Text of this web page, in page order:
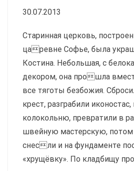
30.07.2013
Старинная церковь,
царевне Софье, была
Костина. Небольшая, с
декором, она прошла
все тяготы безбожия.
крест, разграбили
колокольню, превратили в
швейную мастерскую, потом
снесли и на фундаменте
«хрущёвку». По кладбищу